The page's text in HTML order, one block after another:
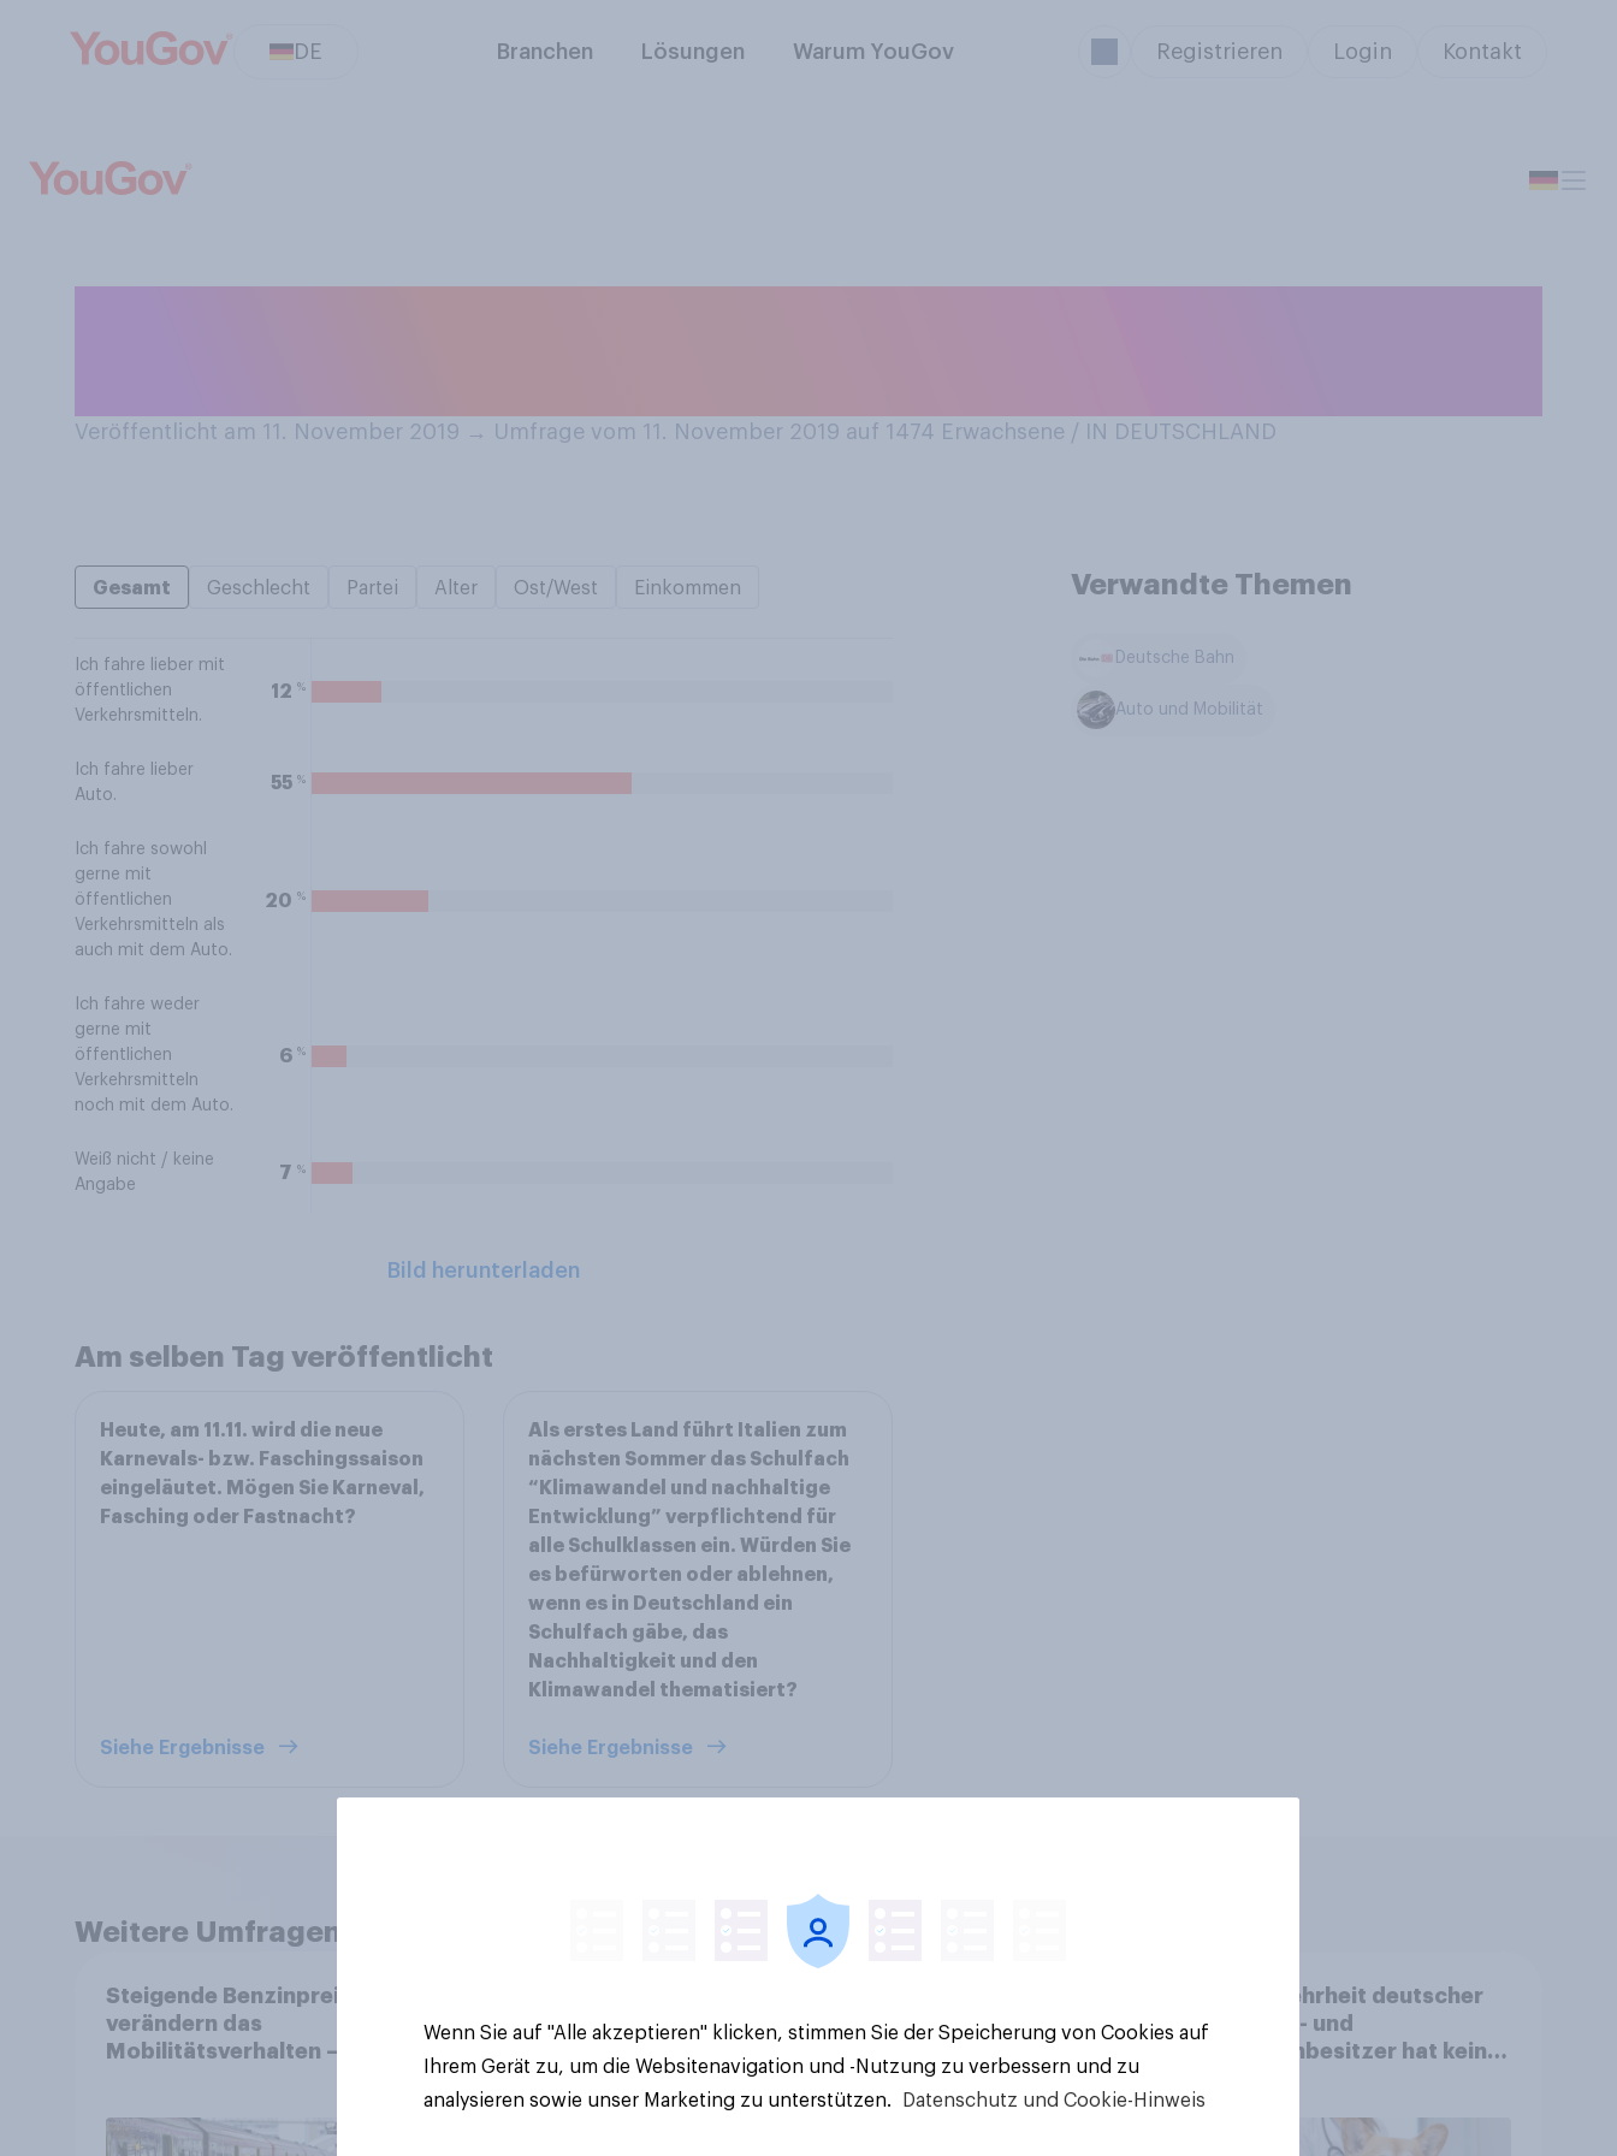
DE Branchen Lösungen Warum YouGov Registrieren Login Kontakt
Veröffentlicht am 11. November 2019 → Umfrage vom 11. November 2019 auf 1474 Erwachsene / IN DEUTSCHLAND
Gesamt Geschlecht Partei Alter Ost/West Einkommen
Ich fahre lieber mit
öffentlichen
Verkehrsmitteln.
12 %
Ich fahre lieber
Auto.
55 %
Ich fahre sowohl
gerne mit
öffentlichen
Verkehrsmitteln als
auch mit dem Auto.
20 %
Ich fahre weder
gerne mit
öffentlichen
Verkehrsmitteln
noch mit dem Auto.
6 %
Weiß nicht / keine
Angabe
7 %
Bild herunterladen
Verwandte Themen
Deutsche Bahn
Auto und Mobilität
Am selben Tag veröffentlicht
Heute, am 11.11. wird die neue
Karnevals- bzw. Faschingssaison
eingeläutet. Mögen Sie Karneval,
Fasching oder Fastnacht?
Siehe Ergebnisse
Als erstes Land führt Italien zum
nächsten Sommer das Schulfach
“Klimawandel und nachhaltige
Entwicklung” verpflichtend für
alle Schulklassen ein. Würden Sie
es befürworten oder ablehnen,
wenn es in Deutschland ein
Schulfach gäbe, das
Nachhaltigkeit und den
Klimawandel thematisiert?
Siehe Ergebnisse
Weitere Umfragen anzeigen
Steigende Benzinpreise
verändern das
Mobilitätsverhalten –
Auto auf öffentliche
Das fehlende Puzzleteil
Sommerferien in
einem Stau auf der
Autobahn gestanden?
Die Mehrheit deutscher
Hunde- und
Katzenbesitzer hat keine
Wenn Sie auf "Alle akzeptieren" klicken, stimmen Sie der Speicherung von Cookies auf
Ihrem Gerät zu, um die Websitenavigation und -Nutzung zu verbessern und zu
analysieren sowie unser Marketing zu unterstützen.
Datenschutz und Cookie-Hinweis